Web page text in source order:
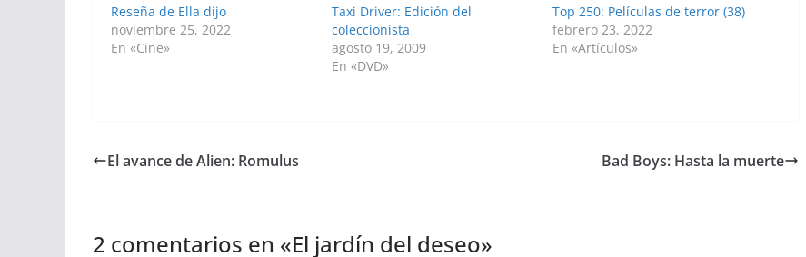
Reseña de Ella dijo
noviembre 25, 2022
En «Cine»
Taxi Driver: Edición del
coleccionista
agosto 19, 2009
En «DVD»
Top 250: Películas de terror (38)
febrero 23, 2022
En «Artículos»
El avance de Alien: Romulus Bad Boys: Hasta la muerte
2 comentarios en «El jardín del deseo»